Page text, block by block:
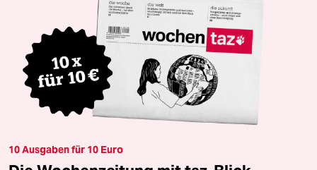
10 Ausgaben für 10 Euro